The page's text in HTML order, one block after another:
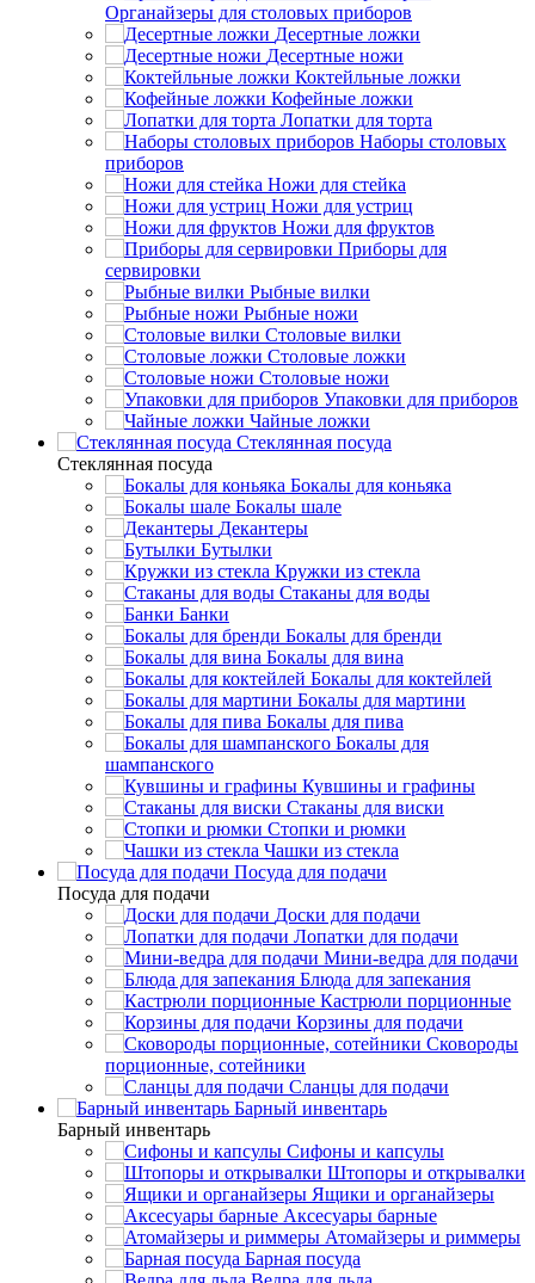
Органайзеры для столовых приборов
Десертные ложки
Десертные ножи
Коктейльные ложки
Кофейные ложки
Лопатки для торта
Наборы столовых
приборов
Ножи для стейка
Ножи для устриц
Ножи для фруктов
Приборы для
сервировки
Рыбные вилки
Рыбные ножи
Столовые вилки
Столовые ложки
Столовые ножи
Упаковки для приборов
Чайные ложки
Стеклянная посуда
Стеклянная посуда
Бокалы для коньяка
Бокалы шале
Декантеры
Бутылки
Кружки из стекла
Стаканы для воды
Банки
Бокалы для бренди
Бокалы для вина
Бокалы для коктейлей
Бокалы для мартини
Бокалы для пива
Бокалы для
шампанского
Кувшины и графины
Стаканы для виски
Стопки и рюмки
Чашки из стекла
Посуда для подачи
Посуда для подачи
Доски для подачи
Лопатки для подачи
Мини-ведра для подачи
Блюда для запекания
Кастрюли порционные
Корзины для подачи
Сковороды
порционные, сотейники
Сланцы для подачи
Барный инвентарь
Барный инвентарь
Сифоны и капсулы
Штопоры и открывалки
Ящики и органайзеры
Аксесуары барные
Атомайзеры и риммеры
Барная посуда